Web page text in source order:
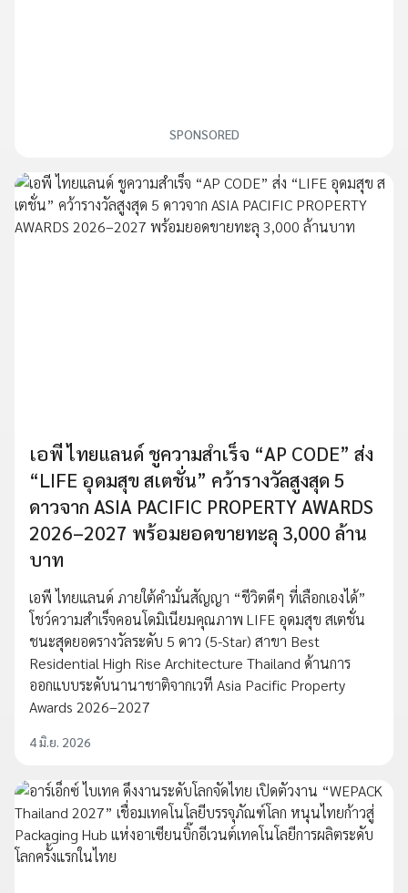
SPONSORED
เอพี ไทยแลนด์ ชูความสำเร็จ “AP CODE” ส่ง
“LIFE อุดมสุข สเตชั่น” คว้ารางวัลสูงสุด 5
ดาวจาก ASIA PACIFIC PROPERTY AWARDS
2026–2027 พร้อมยอดขายทะลุ 3,000 ล้าน
บาท
เอพี ไทยแลนด์ ภายใต้คำมั่นสัญญา “ชีวิตดีๆ ที่เลือกเองได้”
โชว์ความสำเร็จคอนโดมิเนียมคุณภาพ LIFE อุดมสุข สเตชั่น
ชนะสุดยอดรางวัลระดับ 5 ดาว (5-Star) สาขา Best
Residential High Rise Architecture Thailand ด้านการ
ออกแบบระดับนานาชาติจากเวที Asia Pacific Property
Awards 2026–2027
4 มิ.ย. 2026